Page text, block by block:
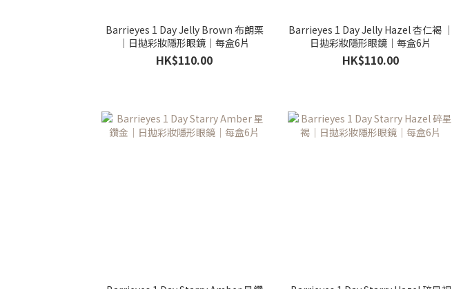
Barrieyes 1 Day Jelly Brown 布朗栗
｜日拋彩妝隱形眼鏡｜每盒6片
HK$110.00
Barrieyes 1 Day Jelly Hazel 杏仁褐 ｜
日拋彩妝隱形眼鏡｜每盒6片
HK$110.00